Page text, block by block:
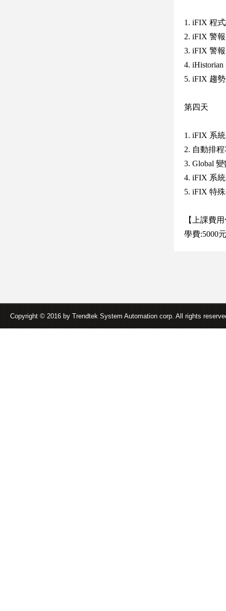
1. iFIX 程
2. iFIX 警
3. iFIX 警
4.
5. iFIX 趨
第四天
1. iFIX 系
2. 自動排
3. Global
4. iFIX 系
5. iFIX 特
【上課費
學費:5000
Copyright © 2016 by Trendtek System Automation corp. All rights